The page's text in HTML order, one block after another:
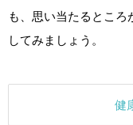
も、思い当たるとこ
してみましょう。
健